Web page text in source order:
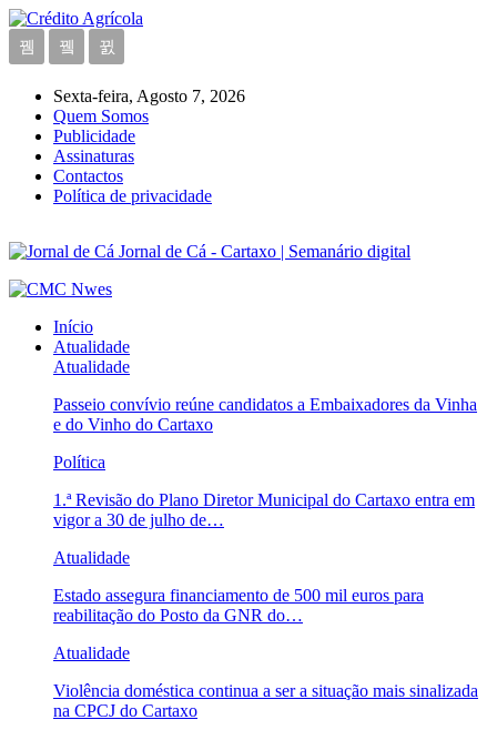
Sexta-feira, Agosto 7, 2026
Quem Somos
Publicidade
Assinaturas
Contactos
Política de privacidade
Jornal de Cá - Cartaxo | Semanário digital
Início
Atualidade
Atualidade
Passeio convívio reúne candidatos a Embaixadores da Vinha
e do Vinho do Cartaxo
Política
1.ª Revisão do Plano Diretor Municipal do Cartaxo entra em
vigor a 30 de julho de…
Atualidade
Estado assegura financiamento de 500 mil euros para
reabilitação do Posto da GNR do…
Atualidade
Violência doméstica continua a ser a situação mais sinalizada
na CPCJ do Cartaxo